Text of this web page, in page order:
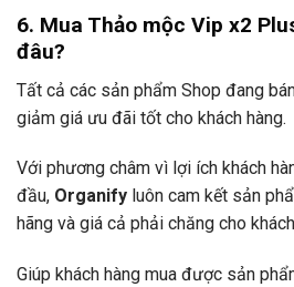
6. Mua Thảo mộc Vip x2
đâu?
Tất cả các sản phẩm Shop đang
giảm giá ưu đãi tốt cho khách hàng.
Với phương châm vì lợi ích khách
đầu, Organify luôn cam kết sản
hãng và giá cả phải chăng cho
Giúp khách hàng mua được sản